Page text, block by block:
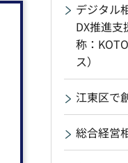
デジタル
DX推進
称：
ス）
江東区で
総合経営